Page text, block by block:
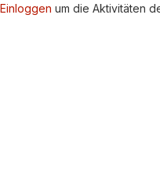
Einloggen um die Aktivitäten